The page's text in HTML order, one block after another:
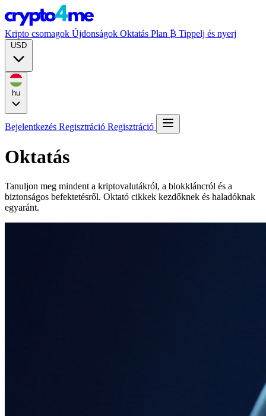
Kripto csomagok Újdonságok Oktatás Plan ₿ Tippelj és nyerj
Bejelentkezés Regisztráció Regisztráció
Oktatás
Tanuljon meg mindent a kriptovalutákról, a blokkláncról és a
biztonságos befektetésről. Oktató cikkek kezdőknek és haladóknak
egyaránt.